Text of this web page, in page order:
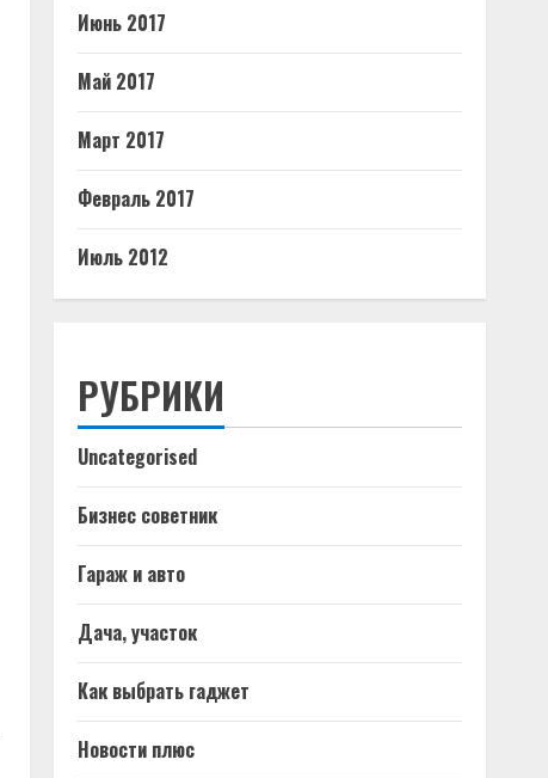
Июнь 2017
Май 2017
Март 2017
Февраль 2017
Июль 2012
РУБРИКИ
Uncategorised
Бизнес советник
Гараж и авто
Дача, участок
Как выбрать гаджет
Новости плюс